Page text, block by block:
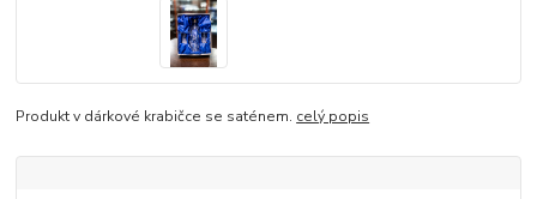
Produkt v dárkové krabičce se saténem. celý popis